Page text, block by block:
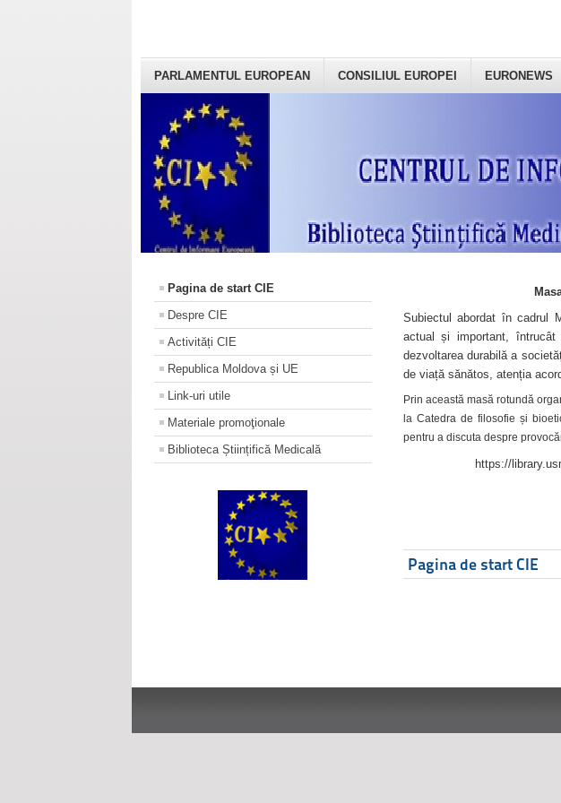
PARLAMENTUL EUROPEAN CONSILIUL EUROPEI EURONEWS
Pagina de start CIE
Despre CIE
Activități CIE
Republica Moldova și UE
Link-uri utile
Materiale promoţionale
Biblioteca Științifică Medicală
Subiectul abordat în cadrul
actual și important, întrucât
dezvoltarea durabilă a
de viață sănătos, atenția
Prin această masă rotundă
la Catedra de filosofie și
pentru a discuta despre
https://
Pagina de start CIE